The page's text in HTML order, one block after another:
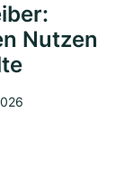
Nutzen